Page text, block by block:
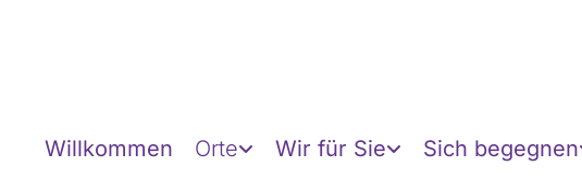
Willkommen Orte Wir für Sie Sich begegnen